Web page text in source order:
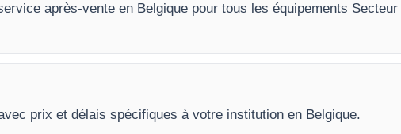
après-vente en Belgique pour tous les équipements Secteur
prix et délais spécifiques à votre institution en Belgique.